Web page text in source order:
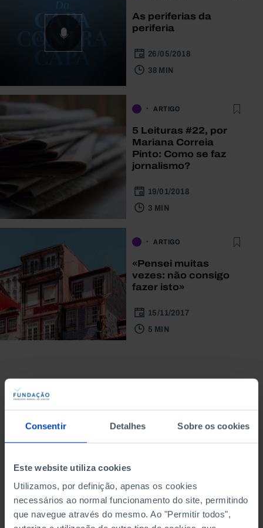
Consentir Detalhes Sobre os cookies
Este website utiliza cookies
Utilizamos, por definição, apenas os cookies
necessários ao normal funcionamento do site, permitindo
que navegue através do mesmo. Ao "Permitir todos",
As periferias da
periferia
26/05/2018
38 MIN
ARTIGO
5 Leituras #22, por
Mariana Correia
Pinto: Como se faz
jornalismo?
19/01/2018
3 MIN
ARTIGO
«Pensei muitas
vezes: não consigo
fazer isto»
15/11/2017
5 MIN